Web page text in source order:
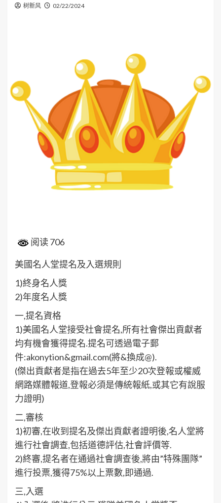
树新风 02/22/2024
阅读 706
美國名人堂提名及入選規則
1)終身名人獎
2)年度名人獎
一,提名資格
1)美國名人堂接受社會提名,所有社會傑出貢獻者
均有機會獲得提名.提名可透過電子郵
件:akonytion&gmail.com(將&換成@).
(傑出貢獻者是指在過去5年至少20次登報或權威
網路媒體報道,登報必須是傳統報紙,或其它有說服
力證明)
二,審核
1)初審,在收到提名及傑出貢獻者證明後,名人堂將
進行社會調查,包括道德評估,社會評價等.
2)終審,提名者在通過社會調查後,將由”特殊團隊”
進行投票,獲得75%以上票數,即通過.
三,入選